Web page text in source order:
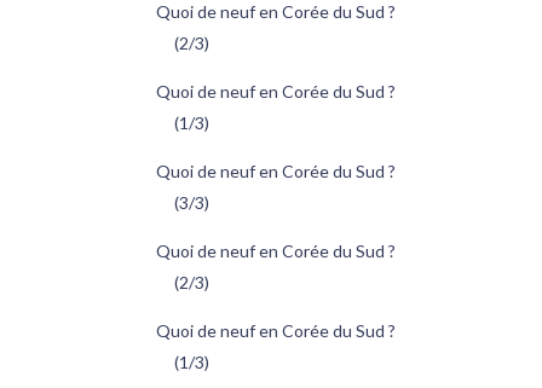
Quoi de neuf en Corée du Sud ?
(2/3)
Quoi de neuf en Corée du Sud ?
(1/3)
Quoi de neuf en Corée du Sud ?
(3/3)
Quoi de neuf en Corée du Sud ?
(2/3)
Quoi de neuf en Corée du Sud ?
(1/3)